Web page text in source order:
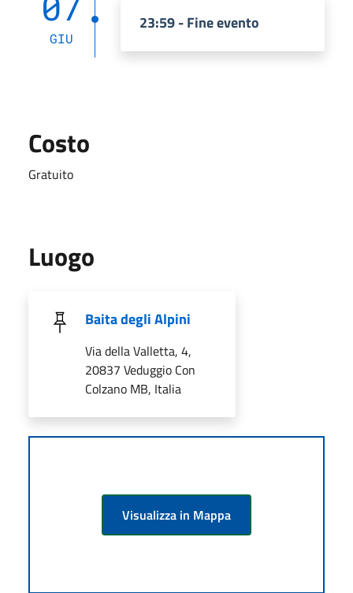
GIU
23:59 - Fine evento
Costo
Gratuito
Luogo
Baita degli Alpini
Via della Valletta, 4,
20837 Veduggio Con
Colzano MB, Italia
Visualizza in Mappa